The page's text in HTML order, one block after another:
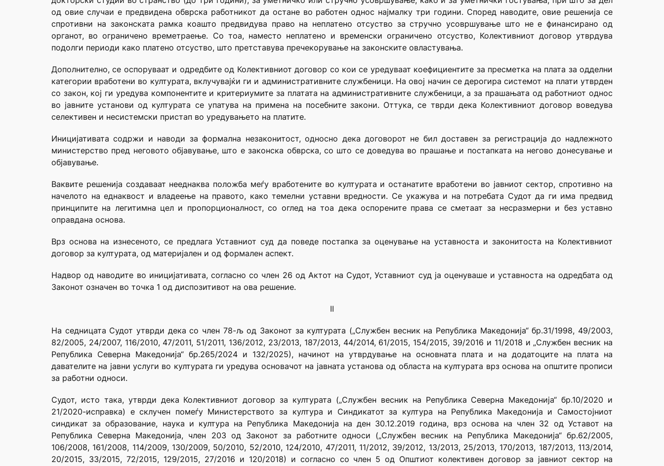
од овие случаи е предвидена обврска работникот да остане во работен однос најмалку три години. Според наводите, овие решенија се
спротивни на законската рамка коашто предвидува право на неплатено отсуство за стручно усовршување што не е финансирано од
органот, во ограничено времетраење. Со тоа, наместо неплатено и временски ограничено отсуство, Колективниот договор утврдува
подолги периоди како платено отсуство, што претставува пречекорување на законските овластувања.
Дополнително, се оспоруваат и одредбите од Колективниот договор со кои се уредуваат коефициентите за пресметка на плата за одделни
категории вработени во културата, вклучувајќи ги и административните службеници. На овој начин се дерогира системот на плати утврден
со закон, кој ги уредува компонентите и критериумите за платата на административните службеници, а за прашањата од работниот однос
во јавните установи од културата се упатува на примена на посебните закони. Оттука, се тврди дека Колективниот договор воведува
селективен и несистемски пристап во уредувањето на платите.
Иницијативата содржи и наводи за формална незаконитост, односно дека договорот не бил доставен за регистрација до надлежното
министерство пред неговото објавување, што е законска обврска, со што се доведува во прашање и постапката на негово донесување и
објавување.
Ваквите решенија создаваат нееднаква положба меѓу вработените во културата и останатите вработени во јавниот сектор, спротивно на
начелото на еднаквост и владеење на правото, како темелни уставни вредности. Се укажува и на потребата Судот да ги има предвид
принципите на легитимна цел и пропорционалност, со оглед на тоа дека оспорените права се сметаат за несразмерни и без уставно
оправдана основа.
Врз основа на изнесеното, се предлага Уставниот суд да поведе постапка за оценување на уставноста и законитоста на Колективниот
договор за културата, од материјален и од формален аспект.
Надвор од наводите во иницијативата, согласно со член 26 од Актот на Судот, Уставниот суд ја оценуваше и уставноста на одредбата од
Законот означен во точка 1 од диспозитивот на ова решение.
II
На седницата Судот утврди дека со член 78-љ од Законот за културата („Службен весник на Република Македонија“ бр.31/1998, 49/2003,
82/2005, 24/2007, 116/2010, 47/2011, 51/2011, 136/2012, 23/2013, 187/2013, 44/2014, 61/2015, 154/2015, 39/2016 и 11/2018 и „Службен весник на
Република Северна Македонија“ бр.265/2024 и 132/2025), начинот на утврдување на основната плата и на додатоците на плата на
давателите на јавни услуги во културата ги уредува основачот на јавната установа од областа на културата врз основа на општите прописи
за работни односи.
Судот, исто така, утврди дека Колективниот договор за културата („Службен весник на Република Северна Македонија“ бр.10/2020 и
21/2020-исправка) е склучен помеѓу Министерството за култура и Синдикатот за култура на Република Македонија и Самостојниот
синдикат за образование, наука и култура на Република Македонија на ден 30.12.2019 година, врз основа на член 32 од Уставот на
Република Северна Македонија, член 203 од Законот за работните односи („Службен весник на Република Македонија“ бр.62/2005,
106/2008, 161/2008, 114/2009, 130/2009, 50/2010, 52/2010, 124/2010, 47/2011, 11/2012, 39/2012, 13/2013, 25/2013, 170/2013, 187/2013, 113/2014,
20/2015, 33/2015, 72/2015, 129/2015, 27/2016 и 120/2018) и согласно со член 5 од Општиот колективен договор за јавниот сектор на